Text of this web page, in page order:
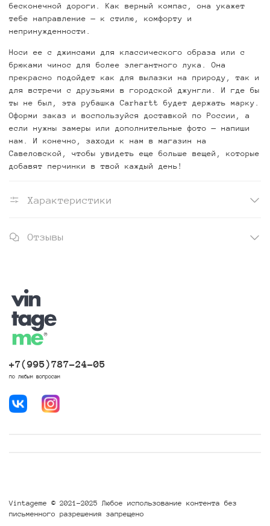
бесконечной дороги. Как верный компас, она укажет
тебе направление — к стилю, комфорту и
непринужденности.
Носи ее с джинсами для классического образа или с
брюками чинос для более элегантного лука. Она
прекрасно подойдет как для вылазки на природу, так и
для встречи с друзьями в городской джунгли. И где бы
ты не был, эта рубашка Carhartt будет держать марку.
Оформи заказ и воспользуйся доставкой по России, а
если нужны замеры или дополнительные фото — напиши
нам. И конечно, заходи к нам в магазин на
Савеловской, чтобы увидеть еще больше вещей, которые
добавят перчинки в твой каждый день!
Характеристики
Отзывы
+7(995)787-24-05
по любым вопросам
Vintageme © 2021-2025 Любое использование контента без
письменного разрешения запрещено